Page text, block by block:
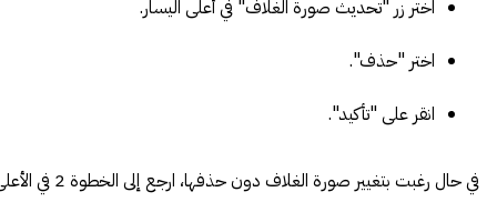
اختر زر "تحديث صورة الغلاف" في أعلى اليسار.
اختر "حذف".
انقر على "تأكيد".
في حال رغبت بتغيير صورة الغلاف دون حذفها، ارجع إلى